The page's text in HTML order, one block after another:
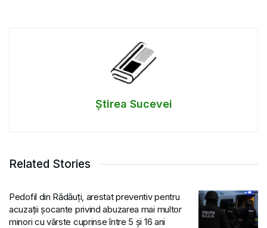
Știrea Sucevei
Related Stories
Pedofil din Rădăuți, arestat preventiv pentru
acuzații șocante privind abuzarea mai multor
minori cu vârste cuprinse între 5 și 16 ani